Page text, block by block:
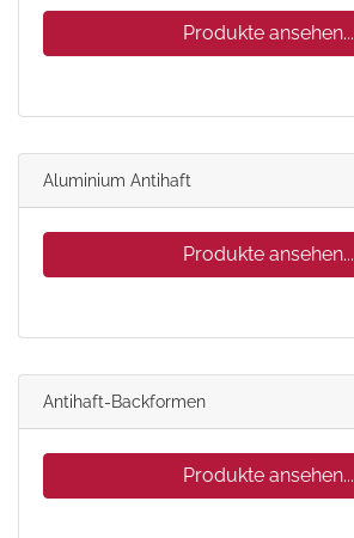
Produkte ansehen...
Aluminium Antihaft
Produkte ansehen...
Antihaft-Backformen
Produkte ansehen...